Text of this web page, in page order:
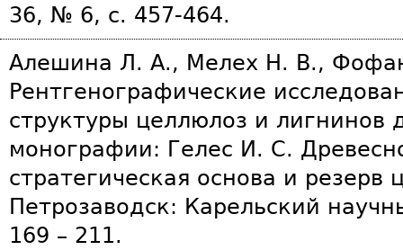
36, № 6, с. 457-464.
Алешина Л. А., Мелех Н. В.,
Рентгенографические
структуры целлюлоз и лигнинов
монографии: Гелес И. С.
стратегическая основа и резерв
Петрозаводск: Карельский
169 – 211.